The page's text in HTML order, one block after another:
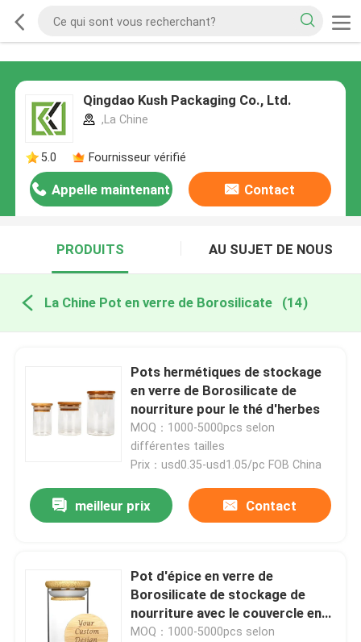
Qingdao Kush Packaging Co., Ltd.
,La Chine
5.0 Fournisseur vérifié
Appelle maintenant Contact
PRODUITS AU SUJET DE NOUS
La Chine Pot en verre de Borosilicate (14)
Pots hermétiques de stockage
en verre de Borosilicate de
nourriture pour le thé d'herbes
MOQ：1000-5000pcs selon
différentes tailles
Prix：usd0.35-usd1.05/pc FOB China
meilleur prix Contact
Pot d'épice en verre de
Borosilicate de stockage de
nourriture avec le couvercle en
bambou pour la céréale de farine
MOQ：1000-5000pcs selon